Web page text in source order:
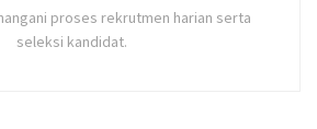
proses rekrutmen harian serta
seleksi kandidat.